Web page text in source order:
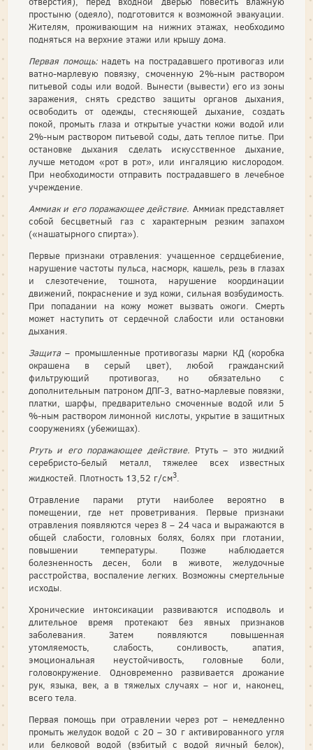
простыню (одеяло), подготовится к возможной эвакуации.
Жителям, проживающим на нижних этажах, необходимо
подняться на верхние этажи или крышу дома.
Первая помощь: надеть на пострадавшего противогаз или
ватно-марлевую повязку, смоченную 2%-ным раствором
питьевой соды или водой. Вынести (вывести) его из зоны
заражения, снять средство защиты органов дыхания,
освободить от одежды, стесняющей дыхание, создать
покой, промыть глаза и открытые участки кожи водой или
2%-ным раствором питьевой соды, дать теплое питье. При
остановке дыхания сделать искусственное дыхание,
лучше методом «рот в рот», или ингаляцию кислородом.
При необходимости отправить пострадавшего в лечебное
учреждение.
Аммиак и его поражающее действие. Аммиак представляет
собой бесцветный газ с характерным резким запахом
(«нашатырного спирта»).
Первые признаки отравления: учащенное сердцебиение,
нарушение частоты пульса, насморк, кашель, резь в глазах
и слезотечение, тошнота, нарушение координации
движений, покраснение и зуд кожи, сильная возбудимость.
При попадании на кожу может вызвать ожоги. Смерть
может наступить от сердечной слабости или остановки
дыхания.
Защита– промышленные противогазы марки КД (коробка
окрашена в серый цвет), любой гражданский
фильтрующий противогаз, но обязательно с
дополнительным патроном ДПГ-3, ватно-марлевые повязки,
платки, шарфы, предварительно смоченные водой или 5
%-ным раствором лимонной кислоты, укрытие в защитных
сооружениях (убежищах).
Ртуть и его поражающее действие. Ртуть – это жидкий
серебристо-белый металл, тяжелее всех известных
жидкостей. Плотность 13,52 г/см3.
Отравление парами ртути наиболее вероятно в
помещении, где нет проветривания. Первые признаки
отравления появляются через 8 – 24 часа и выражаются в
общей слабости, головных болях, болях при глотании,
повышении температуры. Позже наблюдается
болезненность десен, боли в животе, желудочные
расстройства, воспаление легких. Возможны смертельные
исходы.
Хронические интоксикации развиваются исподволь и
длительное время протекают без явных признаков
заболевания. Затем появляются повышенная
утомляемость, слабость, сонливость, апатия,
эмоциональная неустойчивость, головные боли,
головокружение. Одновременно развивается дрожание
рук, языка, век, а в тяжелых случаях – ног и, наконец,
всего тела.
Первая помощь при отравлении через рот – немедленно
промыть желудок водой с 20 – 30 г активированного угля
или белковой водой (взбитый с водой яичный белок),